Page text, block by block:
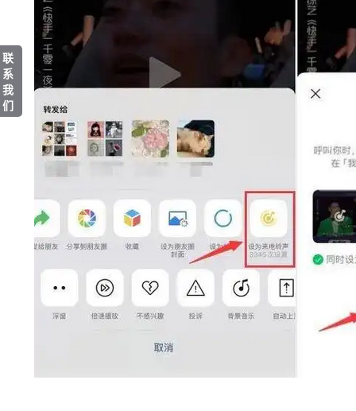
联
系
我
们